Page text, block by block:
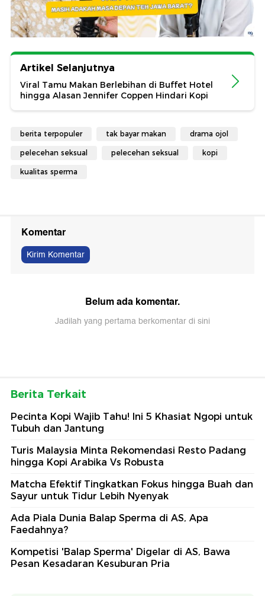
Artikel Selanjutnya
Viral Tamu Makan Berlebihan di Buffet Hotel
hingga Alasan Jennifer Coppen Hindari Kopi
berita terpopuler tak bayar makan drama ojol
pelecehan seksual pelecehan seksual kopi
kualitas sperma
Komentar
Kirim Komentar
Belum ada komentar.
Jadilah yang pertama berkomentar di sini
Berita Terkait
Pecinta Kopi Wajib Tahu! Ini 5 Khasiat Ngopi untuk
Tubuh dan Jantung
Turis Malaysia Minta Rekomendasi Resto Padang
hingga Kopi Arabika Vs Robusta
Matcha Efektif Tingkatkan Fokus hingga Buah dan
Sayur untuk Tidur Lebih Nyenyak
Ada Piala Dunia Balap Sperma di AS, Apa
Faedahnya?
Kompetisi 'Balap Sperma' Digelar di AS, Bawa
Pesan Kesadaran Kesuburan Pria